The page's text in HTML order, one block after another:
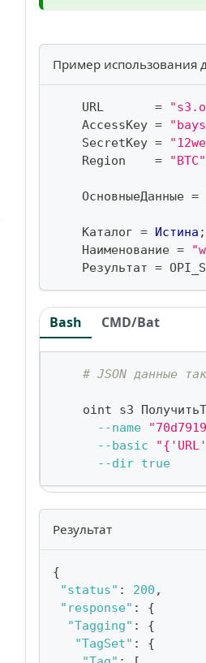
Пример использования
    URL
=
    AccessKey
=
    SecretKey
=
    Region
= "BTC"
    ОсновныеДанные
=
    Каталог
= Истина ;
    Наименование
=
    Результат
=
Bash CMD/Bat
# JSON данные
oint s3
--name
--basic
--dir true
Результат
{
"status" : 200 ,
"response" :
{
"Tagging" :
{
"TagSet" :
{